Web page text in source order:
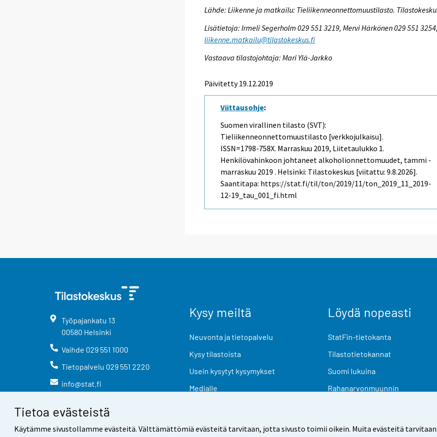
Tietoa evästeistä
Käytämme sivustollamme evästeitä. Välttämättömiä evästeitä tarvitaan, jotta sivusto toimii oikein. Muita evästeitä
Lähde: Liikenne ja matkailu: Tieliikenneonnettomuustilasto.
Lisätietoja: Irmeli Segerholm 029 551 3219, Mervi Härkönen 029 551
liikenne.matkailu@tilastokeskus.fi
Vastaava tilastojohtaja: Mari Ylä-Jarkko
Päivitetty 19.12.2019
Viittausohje:
Suomen virallinen tilasto (SVT):
Tieliikenneonnettomuustilasto [verkkojulkaisu].
ISSN=1798-758X. Marraskuu 2019, Liitetaulukko 1.
Henkilövahinkoon johtaneet alkoholionnettomuudet, tammi -
marraskuu 2019 . Helsinki: Tilastokeskus [viitattu: 9.8.2026].
Saantitapa: https://stat.fi/til/ton/2019/11/ton_2019_11_2019-
12-19_tau_001_fi.html
Työpajankatu 13
00580 Helsinki
Vaihde 029 551 1000
Tietopalvelu 029 551 2220
info@stat.fi
Kysy meiltä
Neuvonta ja tietopalvelu
Kysy tilastoista
Usein kysytyt kysymykset
Medialle
Löydä nopeasti
StatFin-tietokanta
Tilastotietokannat
Suomi lukuina
Rahanarvonmuunnin